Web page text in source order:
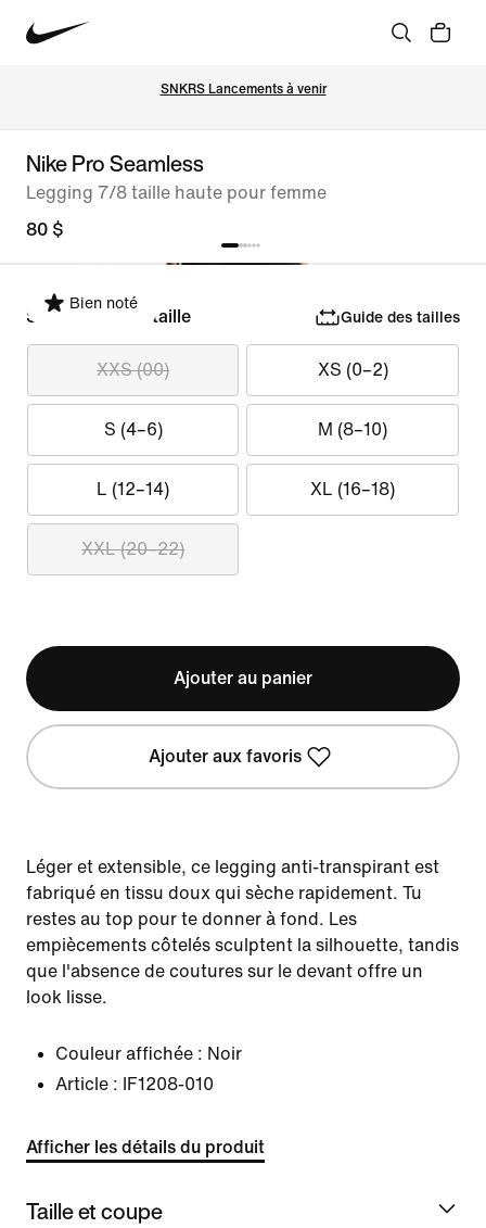
SNKRS Lancements à venir
Nike Pro Seamless
Legging 7/8 taille haute pour femme
80 $
Bien noté
Sélectionner la taille Guide des tailles
XXS (00) XS (0–2)
S (4–6) M (8–10)
L (12–14) XL (16–18)
XXL (20–22)
Ajouter au panier
Ajouter aux favoris
Léger et extensible, ce legging anti-transpirant est
fabriqué en tissu doux qui sèche rapidement. Tu
restes au top pour te donner à fond. Les
empiècements côtelés sculptent la silhouette, tandis
que l'absence de coutures sur le devant offre un
look lisse.
Couleur affichée : Noir
Article :
IF1208-010
Afficher les détails du produit
Taille et coupe